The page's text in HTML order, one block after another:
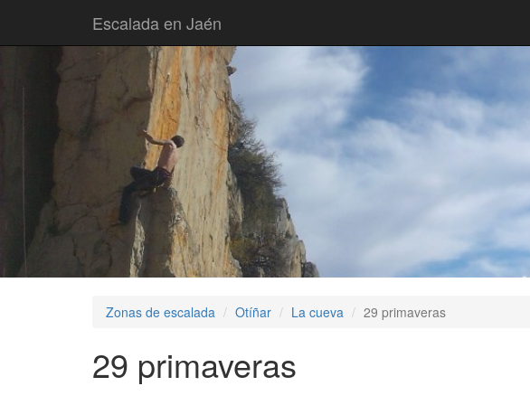
Escalada en Jaén
Zonas de escalada Otíñar La cueva 29 primaveras
29 primaveras